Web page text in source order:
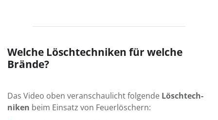
Welche Löschtechniken für welche
Brände?
Das Video oben ver­an­schau­licht folgende Lösch­tech­
niken beim Ein­satz von Feuer­löschern: